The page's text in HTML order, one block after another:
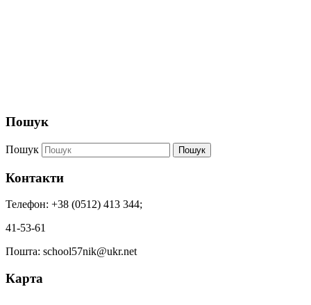
Пошук
Пошук Пошук
Контакти
Телефон: +38 (0512) 413 344;
41-53-61
Пошта: school57nik@ukr.net
Карта